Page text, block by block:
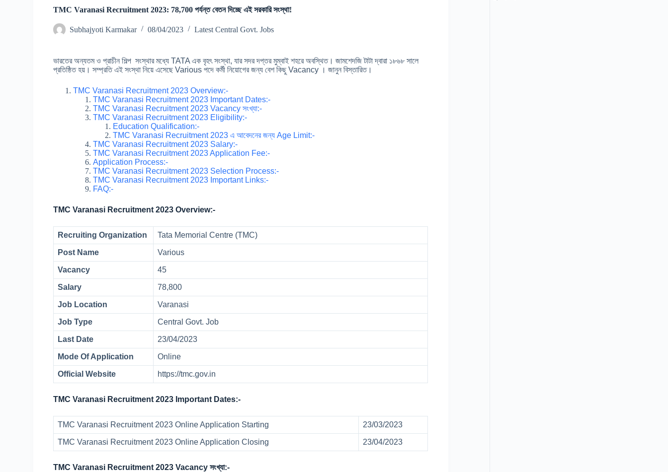
TMC Varanasi Recruitment 2023: 78,700 পর্যন্ত বেতন দিচ্ছে এই সরকারি সংস্থা!
Subhajyoti Karmakar 08/04/2023 Latest Central Govt. Jobs
ভারতের অন্যতম ও প্রাচীন শিল্প সংস্থার মধ্যে TATA এক বৃহৎ সংস্থা, যার সদর দপ্তর মুম্বাই শহরে অবস্থিত। জামশেদজি টাটা দ্বারা ১৮৬৮ সালে
প্রতিষ্ঠিত হয়। সম্প্রতি এই সংস্থা নিয়ে এসেছে Various পদে কর্মী নিয়োগের জন্য বেশ কিছু Vacancy । জানুন বিস্তারিত।
TMC Varanasi Recruitment 2023 Overview:-
TMC Varanasi Recruitment 2023 Important Dates:-
TMC Varanasi Recruitment 2023 Vacancy সংখ্যা:-
TMC Varanasi Recruitment 2023 Eligibility:-
Education Qualification:-
TMC Varanasi Recruitment 2023 এ আবেদনের জন্য Age Limit:-
TMC Varanasi Recruitment 2023 Salary:-
TMC Varanasi Recruitment 2023 Application Fee:-
Application Process:-
TMC Varanasi Recruitment 2023 Selection Process:-
TMC Varanasi Recruitment 2023 Important Links:-
FAQ:-
TMC Varanasi Recruitment 2023 Overview:-
Recruiting Organization Tata Memorial Centre (TMC)
Post Name Various
Vacancy 45
Salary 78,800
Job Location Varanasi
Job Type Central Govt. Job
Last Date 23/04/2023
Mode Of Application Online
Official Website https://tmc.gov.in
TMC Varanasi Recruitment 2023 Important Dates:-
TMC Varanasi Recruitment 2023 Online Application Starting 23/03/2023
TMC Varanasi Recruitment 2023 Online Application Closing 23/04/2023
TMC Varanasi Recruitment 2023 Vacancy সংখ্যা:-